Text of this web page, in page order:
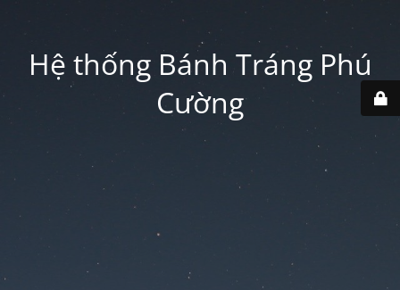
Hệ thống Bánh Tráng Phú
Cường